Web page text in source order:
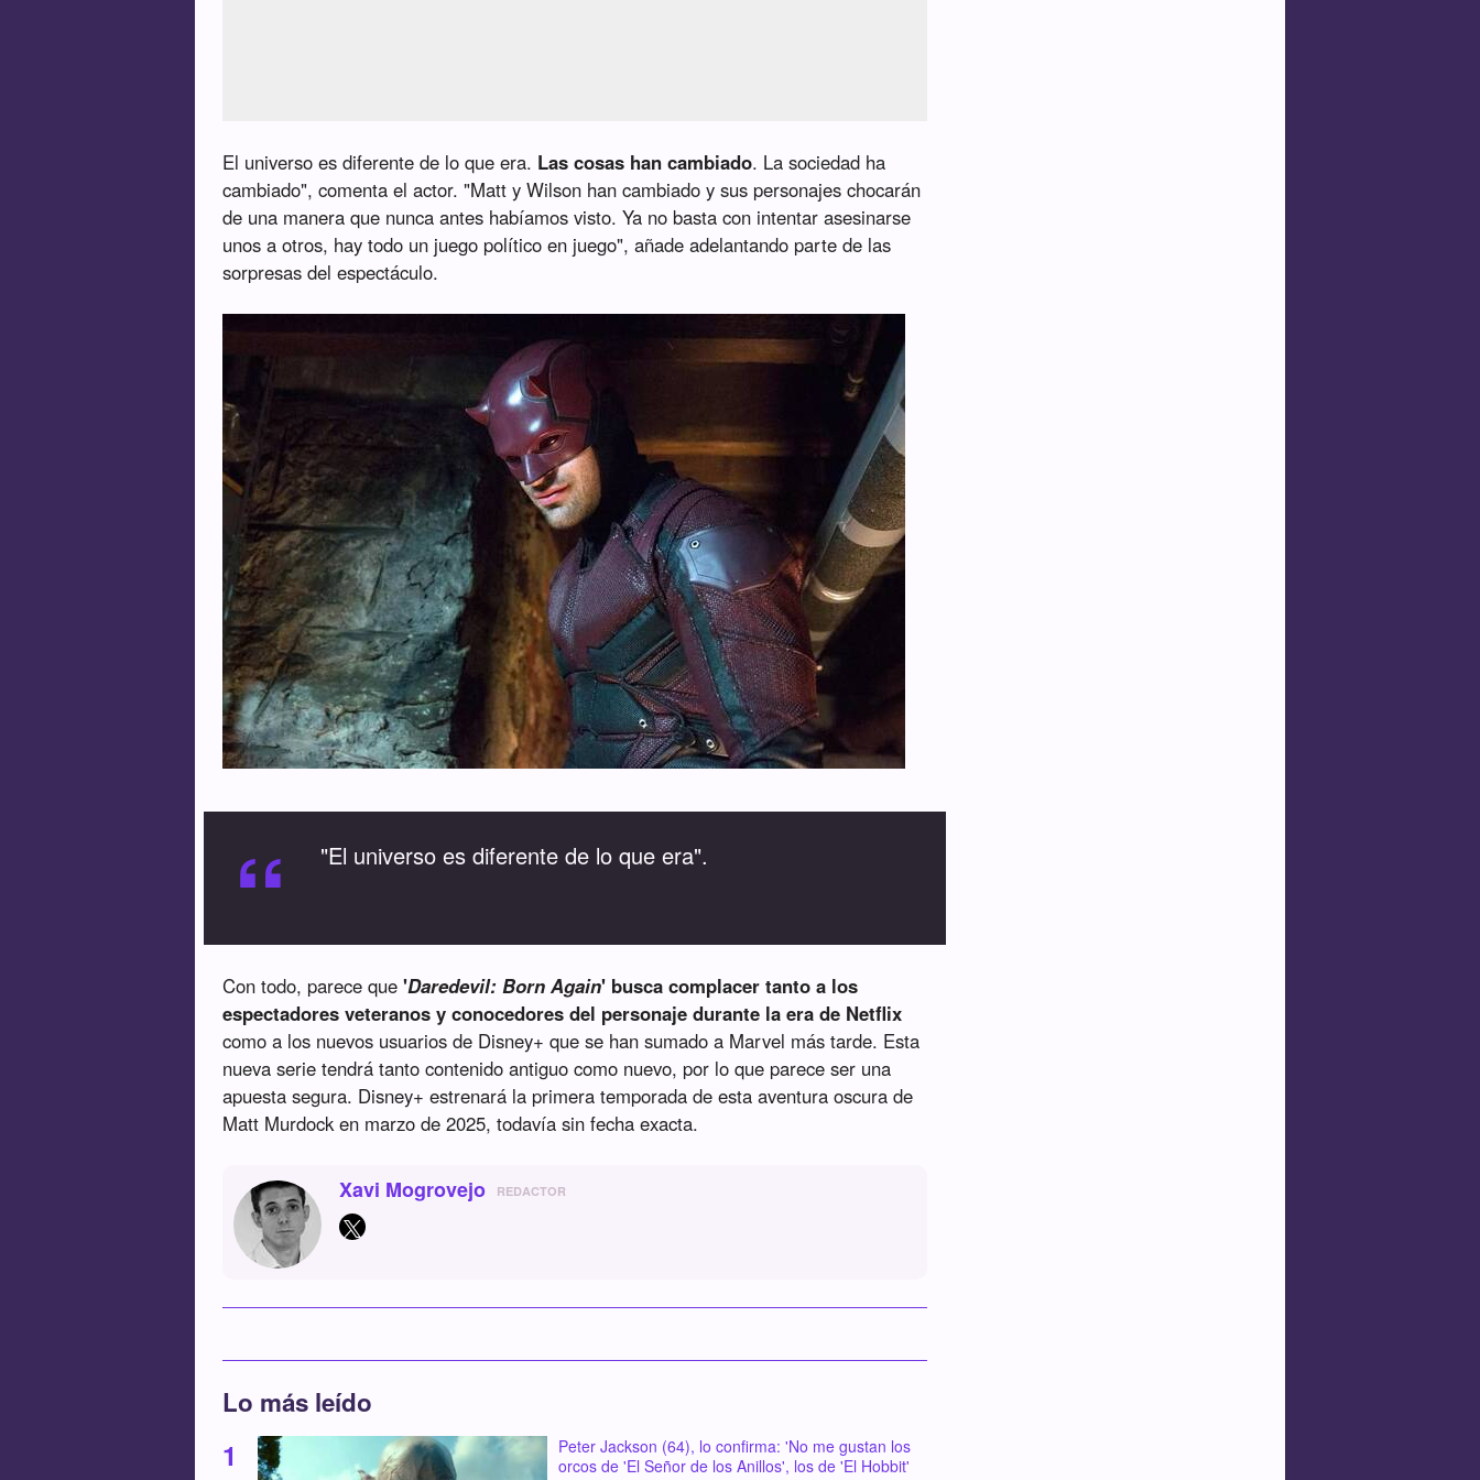
El universo es diferente de lo que era. Las cosas han cambiado. La sociedad ha
cambiado", comenta el actor. "Matt y Wilson han cambiado y sus personajes chocarán
de una manera que nunca antes habíamos visto. Ya no basta con intentar asesinarse
unos a otros, hay todo un juego político en juego", añade adelantando parte de las
sorpresas del espectáculo.
“ "El universo es diferente de lo que era".
Con todo, parece que'Daredevil: Born Again' busca complacer tanto a los
espectadores veteranos y conocedores del personaje durante la era de Netflix
como a los nuevos usuarios de Disney+ que se han sumado a Marvel más tarde. Esta
nueva serie tendrá tanto contenido antiguo como nuevo, por lo que parece ser una
apuesta segura. Disney+ estrenará la primera temporada de esta aventura oscura de
Matt Murdock en marzo de 2025, todavía sin fecha exacta.
Xavi Mogrovejo REDACTOR
Lo más leído
Peter Jackson (64), lo confirma: 'No me gustan los
orcos de 'El Señor de los Anillos', los de 'El Hobbit'